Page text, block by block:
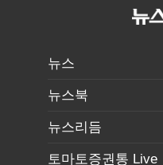
비용
뉴스
뉴스북
뉴스리듬
토마토증권통 Live